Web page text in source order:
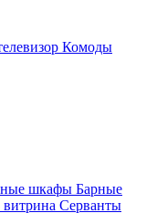
Комоды
шкафы Барные
Серванты